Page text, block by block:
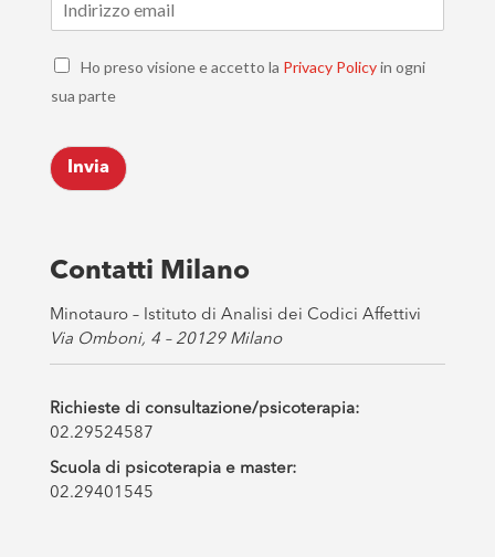
m
*
C
e
k
b
o
s
*
Ho preso visione e accetto la Privacy Policyin ogni
sua parte
Invia
Contatti Milano
Minotauro – Istituto di Analisi dei Codici Affettivi
Via Omboni, 4 – 20129 Milano
Richieste di consultazione/psicoterapia:
02.29524587
Scuola di psicoterapia e master:
02.29401545